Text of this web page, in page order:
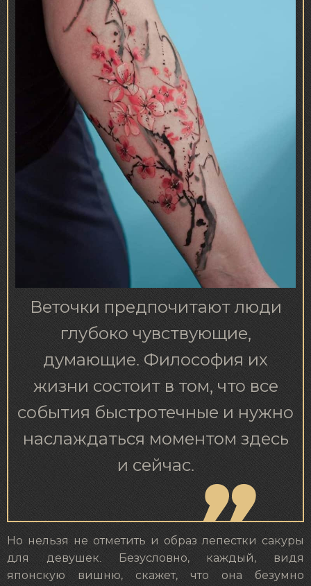
Веточки предпочитают люди
глубоко чувствующие,
думающие. Философия их
жизни состоит в том, что все
события быстротечные и нужно
наслаждаться моментом здесь
и сейчас.
Но нельзя не отметить и образ лепестки сакуры
для девушек. Безусловно, каждый, видя
японскую вишню, скажет, что она безумно